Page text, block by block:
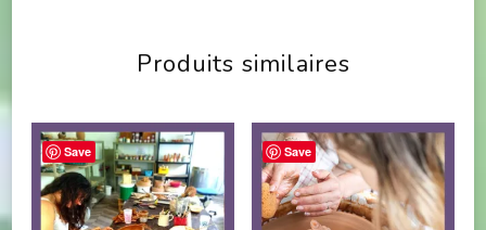
Produits similaires
Save Save